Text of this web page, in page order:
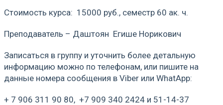
Стоимость курса: 15000 руб., семестр 60 ак. ч.
Преподаватель – Даштоян Егише Норикович
Записаться в группу и уточнить более детальную
информацию можно по телефонам, или пишите на
данные номера сообщения в Viber или WhatApp:
+ 7 906 311 90 80, +7 909 340 2424 и 51-14-37